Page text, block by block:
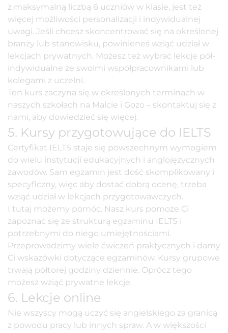
z maksymalną liczbą 6 uczniów w klasie, jest też
więcej możliwości personalizacji i indywidualnej
uwagi. Jeśli chcesz skoncentrować się na określonej
branży lub stanowisku, powinieneś wziąć udział w
lekcjach prywatnych. Możesz też wybrać lekcje pół-
indywidualne ze swoimi współpracownikami lub
kolegami z uczelni.
Ten kurs zaczyna się w określonych terminach w
naszych szkołach na Malcie i Gozo – skontaktuj się z
nami, aby dowiedzieć się więcej.
5. Kursy przygotowujące do IELTS
Certyfikat IELTS staje się powszechnym wymogiem
do wielu instytucji edukacyjnych i anglojęzycznych
zawodów. Sam egzamin jest dość skomplikowany i
specyficzny, więc aby dostać dobrą ocenę, trzeba
wziąć udział w lekcjach przygotowawczych.
I tutaj możemy pomóc. Nasz kurs pomoże Ci
zapoznać się ze strukturą egzaminu IELTS i
potrzebnymi do niego umiejętnościami.
Przeprowadzimy wiele ćwiczeń praktycznych i damy
Ci wskazówki dotyczące egzaminów. Kursy grupowe
trwają półtorej godziny dziennie. Oprócz tego
możesz wziąć prywatne lekcje.
6. Lekcje online
Nie wszyscy mogą uczyć się angielskiego za granicą
z powodu pracy lub innych spraw. A w większości